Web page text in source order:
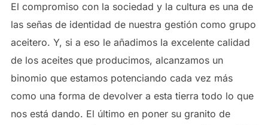
El compromiso con la sociedad y la cultura es una de
las señas de identidad de nuestra gestión como grupo
aceitero. Y, si a eso le añadimos la excelente calidad
de los aceites que producimos, alcanzamos un
binomio que estamos potenciando cada vez más
como una forma de devolver a esta tierra todo lo que
nos está dando. El último en poner su granito de